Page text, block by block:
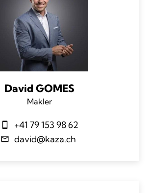
David GOMES
Makler
+41 79 153 98 62
david@kaza.ch